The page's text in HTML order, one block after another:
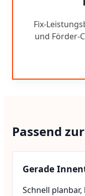
Fix-
und Förder-
Passend
Gerade
Schnell